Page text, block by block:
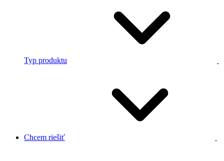
Typ produktu
Chcem riešiť